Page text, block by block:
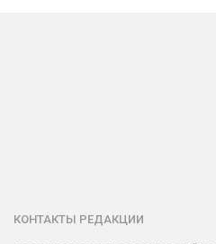
КОНТАКТЫ РЕДАКЦИИ